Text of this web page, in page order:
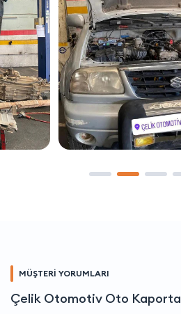
MÜŞTERİ YORUMLARI
Çelik Otomotiv Oto Kaporta